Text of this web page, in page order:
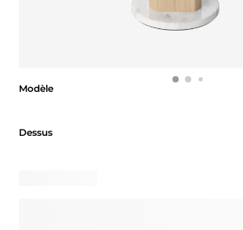
Modèle
Dessus